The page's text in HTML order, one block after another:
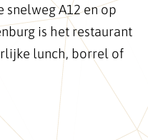
snelweg A12 en op
is het restaurant
lunch, borrel of